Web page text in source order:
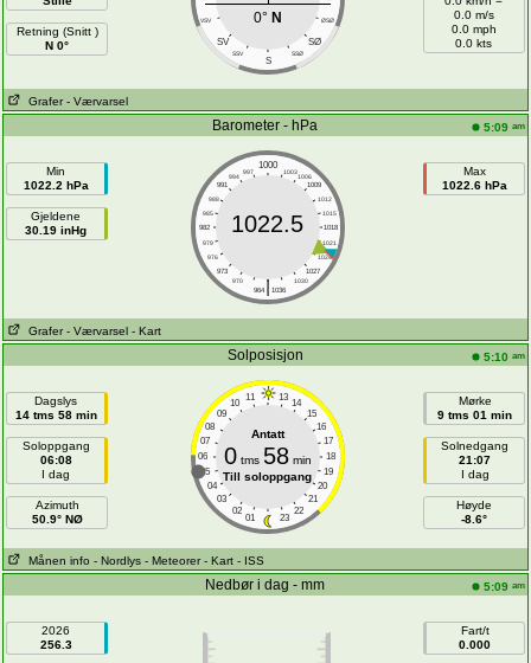
Retning (Snitt )
N 0°
VSV ØSØ
SV SØ
SSV SSØ
S
0° N
0.0 m/s
0.0 mph
0.0 kts
Grafer - Værvarsel
Barometer - hPa 5:09 am
Min
1022.2 hPa
Gjeldene
30.19 inHg
1000
997 1003
994
1006
991
1009
988
1012
985
1015
982
1018
979
1021
976
1024
973
1027
970
1030
|
964 1036
1022.5
Max
1022.6 hPa
Grafer - Værvarsel - Kart
Solposisjon 5:10 am
Dagslys
14 tms 58 min
Soloppgang
06:08
I dag
Azimuth
50.9° NØ
11 13
10
14
09
15
08
16
07
17
06
18
05
19
04
20
03
21
02
22
01 23
Antatt
0tms 58min
Till soloppgang
Mørke
9 tms 01 min
Solnedgang
21:07
I dag
Høyde
-8.6°
Månen info - Nordlys - Meteorer - Kart - ISS
Nedbør i dag - mm 5:09 am
2026
256.3
Fart/t
0.000